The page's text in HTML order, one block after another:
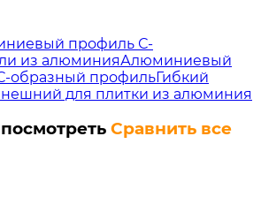
профиль С-
из алюминияАлюминиевый
образный профильГибкий
для плитки из алюминия
Сравнить все